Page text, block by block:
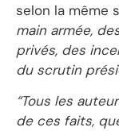
selon la même
main armée,
privés, des
du scrutin
“Tous les
de ces faits,